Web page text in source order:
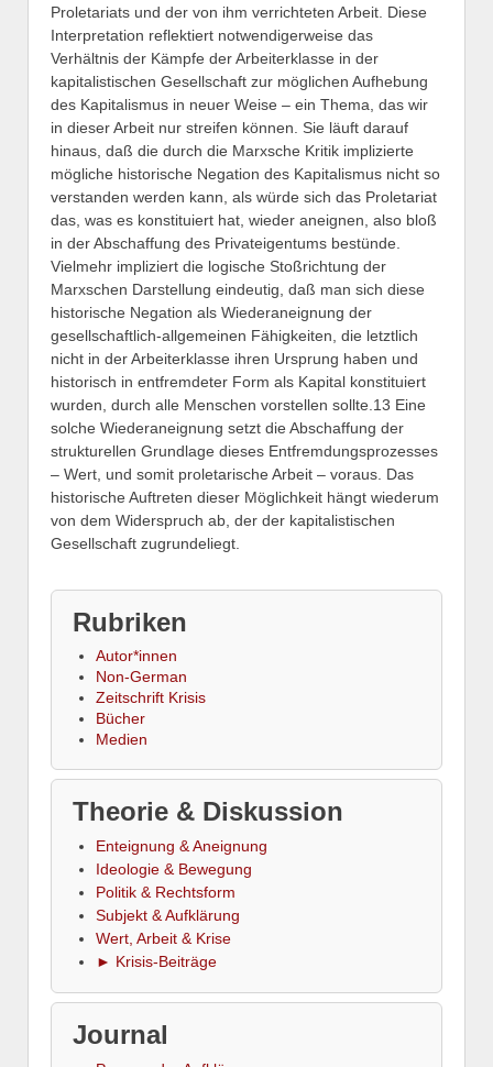
Proletariats und der von ihm verrichteten Arbeit. Diese
Interpretation reflektiert notwendigerweise das
Verhältnis der Kämpfe der Arbeiterklasse in der
kapitalistischen Gesellschaft zur möglichen Aufhebung
des Kapitalismus in neuer Weise – ein Thema, das wir
in dieser Arbeit nur streifen können. Sie läuft darauf
hinaus, daß die durch die Marxsche Kritik implizierte
mögliche historische Negation des Kapitalismus nicht so
verstanden werden kann, als würde sich das Proletariat
das, was es konstituiert hat, wieder aneignen, also bloß
in der Abschaffung des Privateigentums bestünde.
Vielmehr impliziert die logische Stoßrichtung der
Marxschen Darstellung eindeutig, daß man sich diese
historische Negation als Wiederaneignung der
gesellschaftlich-allgemeinen Fähigkeiten, die letztlich
nicht in der Arbeiterklasse ihren Ursprung haben und
historisch in entfremdeter Form als Kapital konstituiert
wurden, durch alle Menschen vorstellen sollte.13 Eine
solche Wiederaneignung setzt die Abschaffung der
strukturellen Grundlage dieses Entfremdungsprozesses
– Wert, und somit proletarische Arbeit – voraus. Das
historische Auftreten dieser Möglichkeit hängt wiederum
von dem Widerspruch ab, der der kapitalistischen
Gesellschaft zugrundeliegt.
Rubriken
Autor*innen
Non-German
Zeitschrift Krisis
Bücher
Medien
Theorie & Diskussion
Enteignung & Aneignung
Ideologie & Bewegung
Politik & Rechtsform
Subjekt & Aufklärung
Wert, Arbeit & Krise
► Krisis-Beiträge
Journal